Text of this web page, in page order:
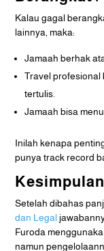
Kalau gagal
lainnya, maka:
Jamaah berhak
Travel profesional
tertulis.
Jamaah bisa
Inilah kenapa
punya track record
Kesimpulan
Setelah dibahas
dan Legal
Furoda
namun